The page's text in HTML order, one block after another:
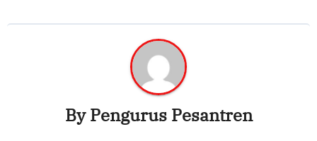
ByPengurus Pesantren